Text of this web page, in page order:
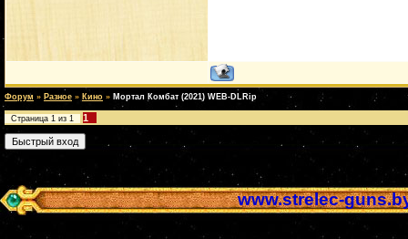
Форум » Разное » Кино » Мортал Комбат (2021) WEB-DLRip
Страница 1 из 1 1
www.strelec-